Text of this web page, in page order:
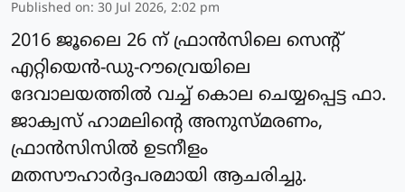
Published on: 30 Jul 2026, 2:02 pm
2016 ജൂലൈ 26 ന് ഫ്രാന്‍സിലെ സെന്റ്
എറ്റിയെന്‍-ഡു-റൗവ്രെയിലെ
ദേവാലയത്തില്‍ വച്ച് കൊല ചെയ്യപ്പെട്ട ഫാ.
ജാക്വസ് ഹാമലിന്റെ അനുസ്മരണം,
ഫ്രാന്‍സിസിൽ ഉടനീളം
മതസൗഹാര്‍ദ്ദപരമായി ആചരിച്ചു.